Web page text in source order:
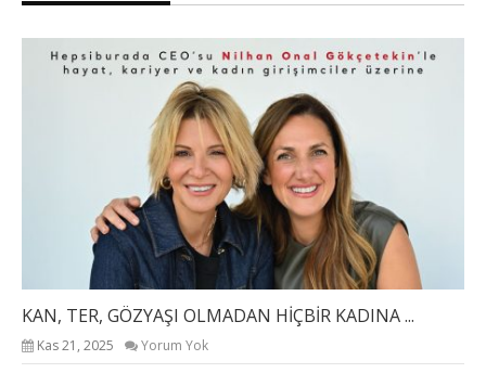
KAN, TER, GÖZYAŞI OLMADAN HİÇBİR KADINA ...
Kas 21, 2025 Yorum Yok